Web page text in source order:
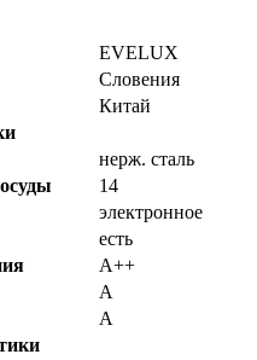
EVELUX
Словения
Китай
нерж. сталь
14
электронное
есть
A++
A
A